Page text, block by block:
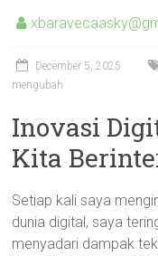
December 5, 2025
mengubah
Inovasi
Kita
Setiap kali saya
dunia digital, saya
menyadari dampak